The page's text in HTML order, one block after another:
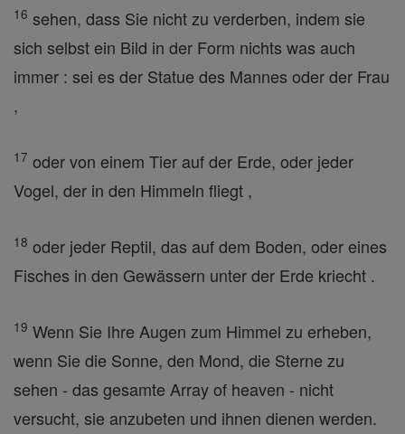
16 sehen, dass Sie nicht zu verderben, indem sie
sich selbst ein Bild in der Form nichts was auch
immer : sei es der Statue des Mannes oder der Frau
,
17 oder von einem Tier auf der Erde, oder jeder
Vogel, der in den Himmeln fliegt ,
18 oder jeder Reptil, das auf dem Boden, oder eines
Fisches in den Gewässern unter der Erde kriecht .
19 Wenn Sie Ihre Augen zum Himmel zu erheben,
wenn Sie die Sonne, den Mond, die Sterne zu
sehen - das gesamte Array of heaven - nicht
versucht, sie anzubeten und ihnen dienen werden.